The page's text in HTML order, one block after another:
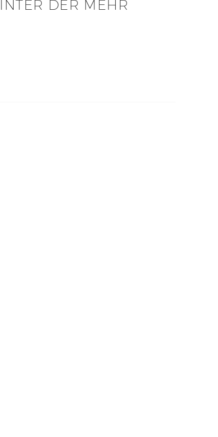
DER MEHR